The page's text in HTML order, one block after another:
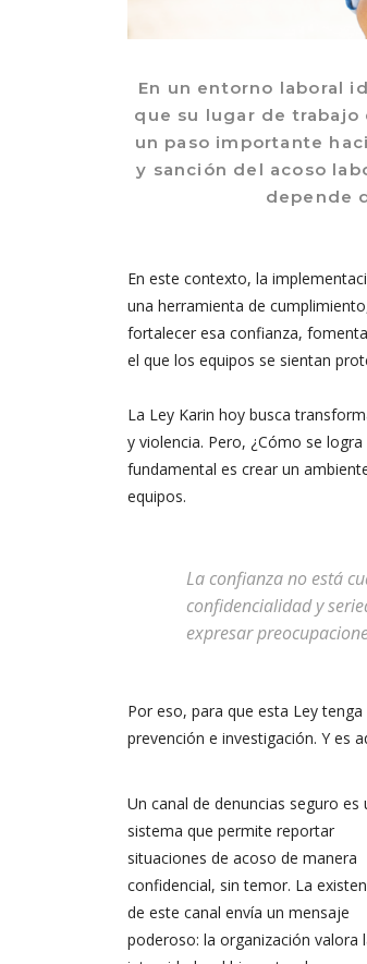
En un entorno laboral
que su lugar de trabajo
un paso importante
y sanción del acoso
depende
En este contexto, la
una herramienta de
fortalecer esa confianza,
el que los equipos se sientan
La Ley Karin hoy busca
y violencia. Pero, ¿Cómo se logra
fundamental es crear un
equipos.
La confianza no está
confidencialidad y
expresar
Por eso, para que esta Ley
prevención e investigación. Y es
Un canal de denuncias seguro es
sistema que permite reportar
situaciones de acoso de manera
confidencial, sin temor. La
de este canal envía un mensaje
poderoso: la organización valora